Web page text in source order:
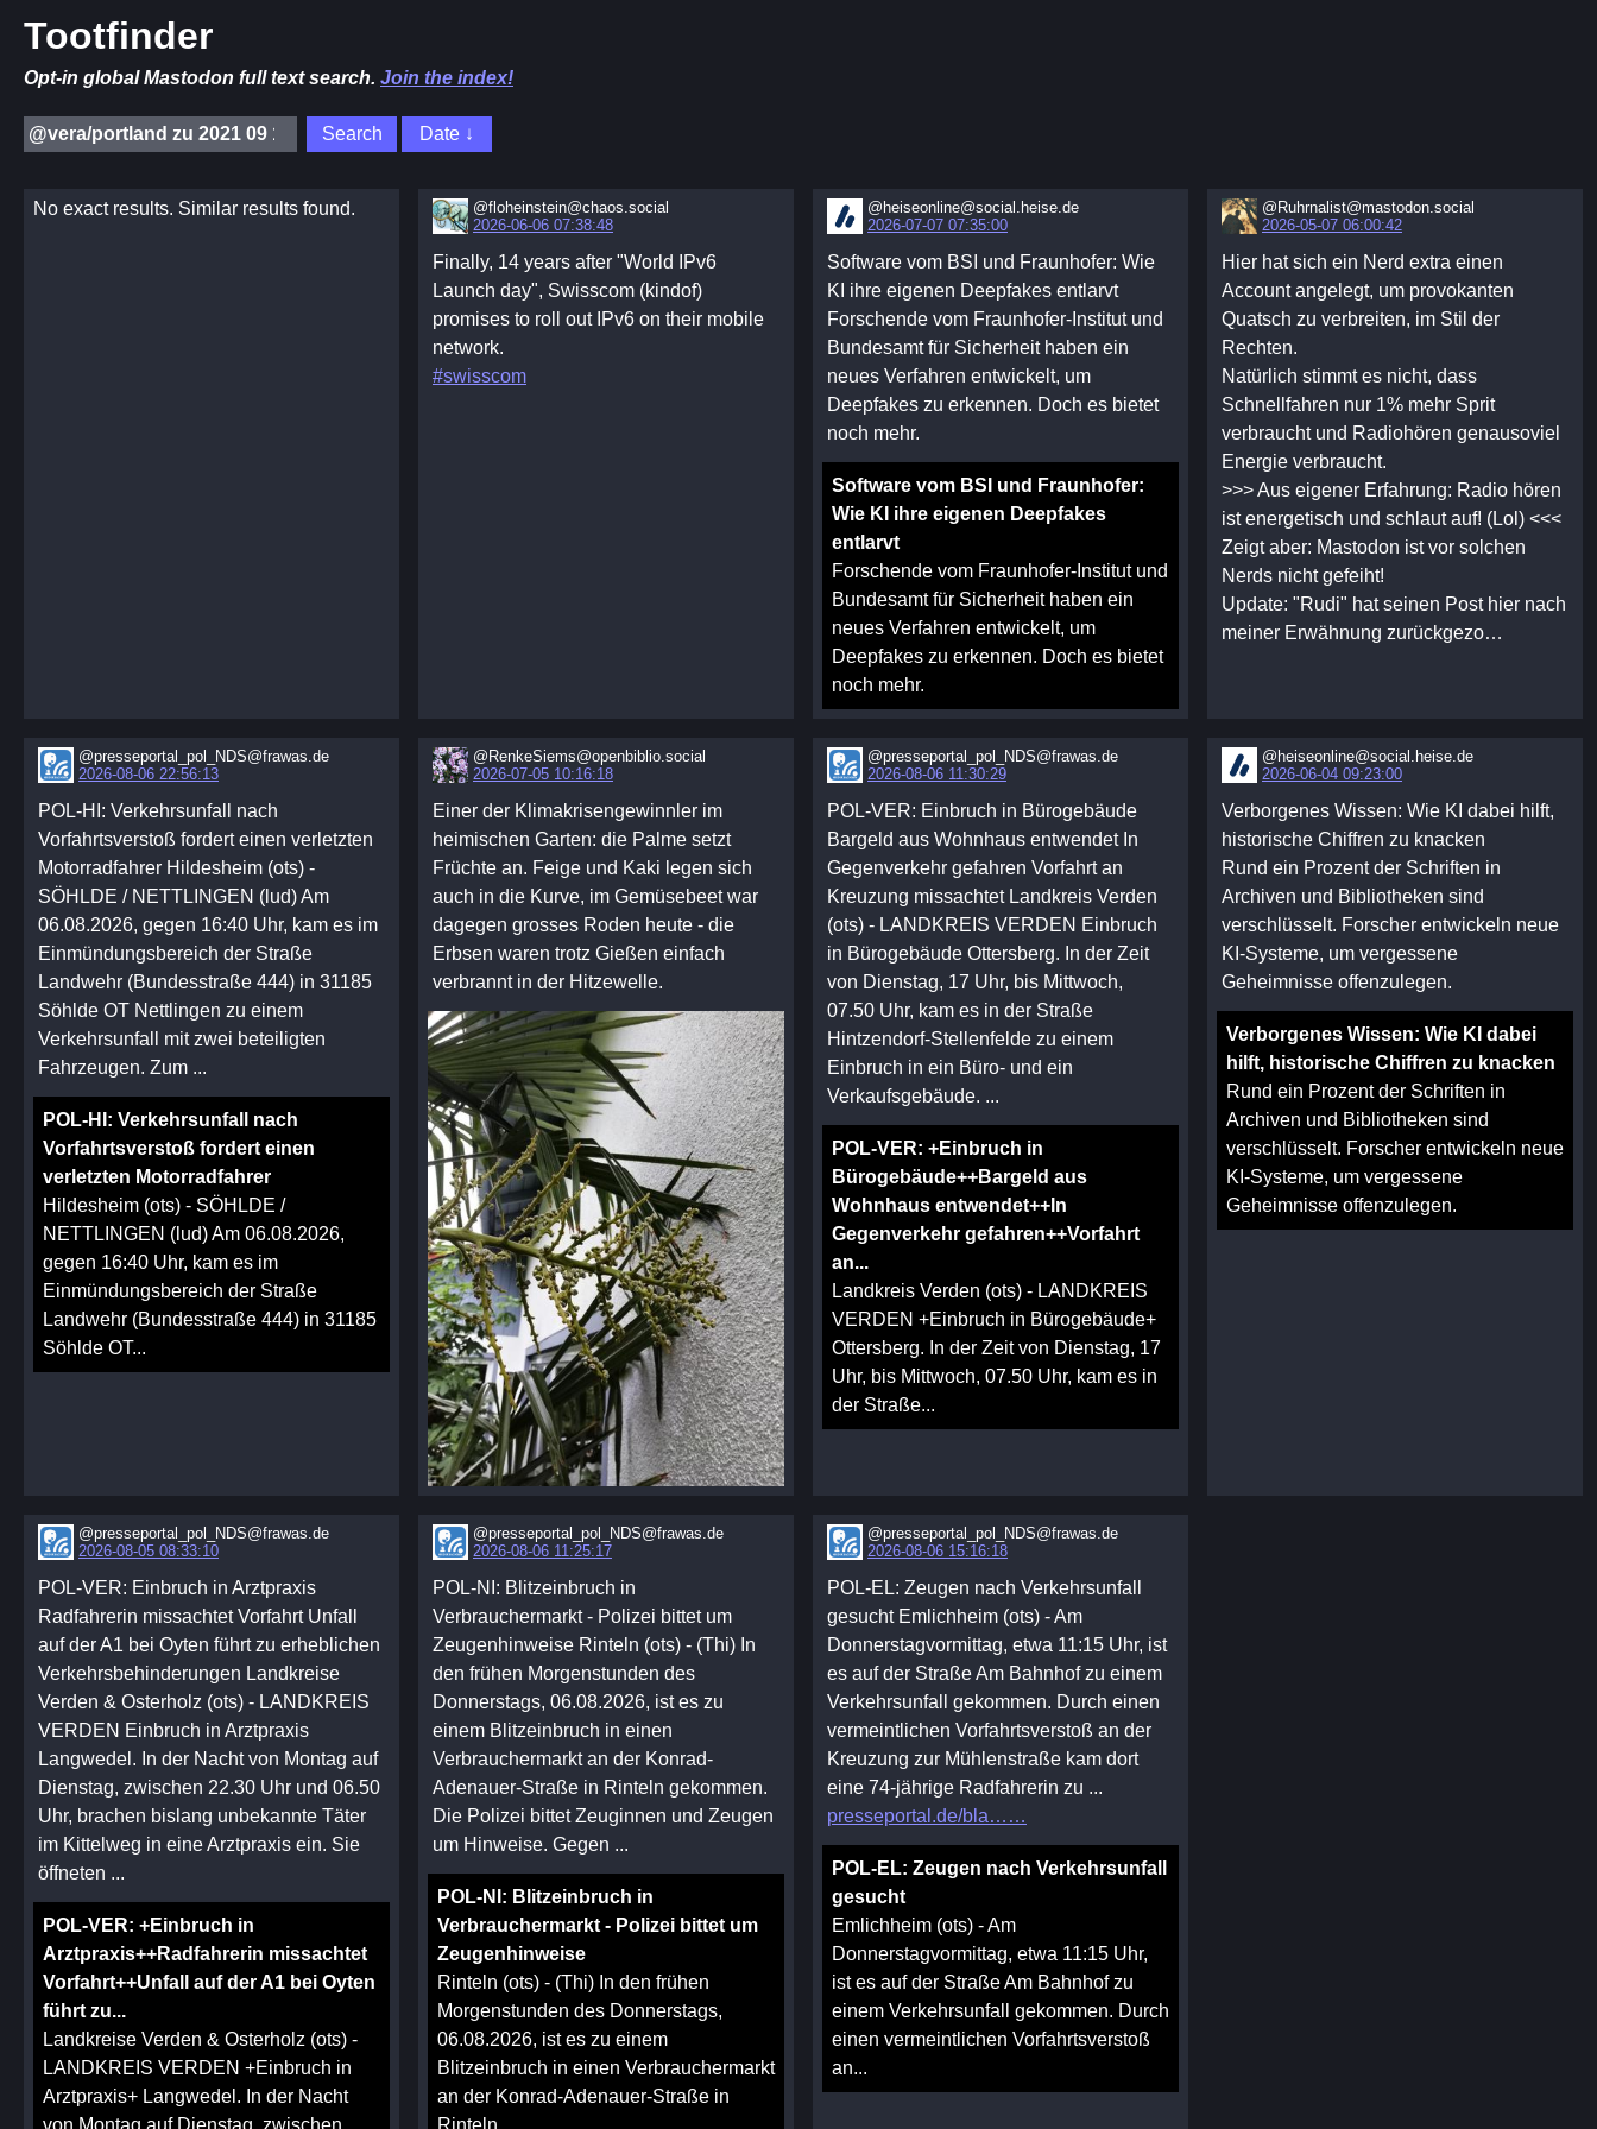
Tootfinder
Opt-in global Mastodon full text search. Join the index!
No exact results. Similar results found.
@floheinstein@chaos.social
2026-06-06 07:38:48
Finally, 14 years after "World IPv6
Launch day", Swisscom (kindof)
promises to roll out IPv6 on their mobile
network.
#swisscom
@heiseonline@social.heise.de
2026-07-07 07:35:00
Software vom BSI und Fraunhofer: Wie
KI ihre eigenen Deepfakes entlarvt
Forschende vom Fraunhofer-Institut und
Bundesamt für Sicherheit haben ein
neues Verfahren entwickelt, um
Deepfakes zu erkennen. Doch es bietet
noch mehr.
Software vom BSI und Fraunhofer:
Wie KI ihre eigenen Deepfakes
entlarvt
Forschende vom Fraunhofer-Institut und
Bundesamt für Sicherheit haben ein
neues Verfahren entwickelt, um
Deepfakes zu erkennen. Doch es bietet
noch mehr.
@Ruhrnalist@mastodon.social
2026-05-07 06:00:42
Hier hat sich ein Nerd extra einen
Account angelegt, um provokanten
Quatsch zu verbreiten, im Stil der
Rechten.
Natürlich stimmt es nicht, dass
Schnellfahren nur 1% mehr Sprit
verbraucht und Radiohören genausoviel
Energie verbraucht.
>>> Aus eigener Erfahrung: Radio hören
ist energetisch und schlaut auf! (Lol) <<<
Zeigt aber: Mastodon ist vor solchen
Nerds nicht gefeiht!
Update: "Rudi" hat seinen Post hier nach
meiner Erwähnung zurückgezo…
@presseportal_pol_NDS@frawas.de
2026-08-06 22:56:13
POL-HI: Verkehrsunfall nach
Vorfahrtsverstoß fordert einen verletzten
Motorradfahrer Hildesheim (ots) -
SÖHLDE / NETTLINGEN (lud) Am
06.08.2026, gegen 16:40 Uhr, kam es im
Einmündungsbereich der Straße
Landwehr (Bundesstraße 444) in 31185
Söhlde OT Nettlingen zu einem
Verkehrsunfall mit zwei beteiligten
Fahrzeugen. Zum ...
POL-HI: Verkehrsunfall nach
Vorfahrtsverstoß fordert einen
verletzten Motorradfahrer
Hildesheim (ots) - SÖHLDE /
NETTLINGEN (lud) Am 06.08.2026,
gegen 16:40 Uhr, kam es im
Einmündungsbereich der Straße
Landwehr (Bundesstraße 444) in 31185
Söhlde OT...
@RenkeSiems@openbiblio.social
2026-07-05 10:16:18
Einer der Klimakrisengewinnler im
heimischen Garten: die Palme setzt
Früchte an. Feige und Kaki legen sich
auch in die Kurve, im Gemüsebeet war
dagegen grosses Roden heute - die
Erbsen waren trotz Gießen einfach
verbrannt in der Hitzewelle.
@presseportal_pol_NDS@frawas.de
2026-08-06 11:30:29
POL-VER: Einbruch in Bürogebäude
Bargeld aus Wohnhaus entwendet In
Gegenverkehr gefahren Vorfahrt an
Kreuzung missachtet Landkreis Verden
(ots) - LANDKREIS VERDEN Einbruch
in Bürogebäude Ottersberg. In der Zeit
von Dienstag, 17 Uhr, bis Mittwoch,
07.50 Uhr, kam es in der Straße
Hintzendorf-Stellenfelde zu einem
Einbruch in ein Büro- und ein
Verkaufsgebäude. ...
POL-VER: +Einbruch in
Bürogebäude++Bargeld aus
Wohnhaus entwendet++In
Gegenverkehr gefahren++Vorfahrt
an...
Landkreis Verden (ots) - LANDKREIS
VERDEN +Einbruch in Bürogebäude+
Ottersberg. In der Zeit von Dienstag, 17
Uhr, bis Mittwoch, 07.50 Uhr, kam es in
der Straße...
@heiseonline@social.heise.de
2026-06-04 09:23:00
Verborgenes Wissen: Wie KI dabei hilft,
historische Chiffren zu knacken
Rund ein Prozent der Schriften in
Archiven und Bibliotheken sind
verschlüsselt. Forscher entwickeln neue
KI-Systeme, um vergessene
Geheimnisse offenzulegen.
Verborgenes Wissen: Wie KI dabei
hilft, historische Chiffren zu knacken
Rund ein Prozent der Schriften in
Archiven und Bibliotheken sind
verschlüsselt. Forscher entwickeln neue
KI-Systeme, um vergessene
Geheimnisse offenzulegen.
@presseportal_pol_NDS@frawas.de
2026-08-05 08:33:10
POL-VER: Einbruch in Arztpraxis
Radfahrerin missachtet Vorfahrt Unfall
auf der A1 bei Oyten führt zu erheblichen
Verkehrsbehinderungen Landkreise
Verden & Osterholz (ots) - LANDKREIS
VERDEN Einbruch in Arztpraxis
Langwedel. In der Nacht von Montag auf
Dienstag, zwischen 22.30 Uhr und 06.50
Uhr, brachen bislang unbekannte Täter
im Kittelweg in eine Arztpraxis ein. Sie
öffneten ...
POL-VER: +Einbruch in
Arztpraxis++Radfahrerin missachtet
Vorfahrt++Unfall auf der A1 bei Oyten
führt zu...
Landkreise Verden & Osterholz (ots) -
LANDKREIS VERDEN +Einbruch in
Arztpraxis+ Langwedel. In der Nacht
von Montag auf Dienstag, zwischen
@presseportal_pol_NDS@frawas.de
2026-08-06 11:25:17
POL-NI: Blitzeinbruch in
Verbrauchermarkt - Polizei bittet um
Zeugenhinweise Rinteln (ots) - (Thi) In
den frühen Morgenstunden des
Donnerstags, 06.08.2026, ist es zu
einem Blitzeinbruch in einen
Verbrauchermarkt an der Konrad-
Adenauer-Straße in Rinteln gekommen.
Die Polizei bittet Zeuginnen und Zeugen
um Hinweise. Gegen ...
POL-NI: Blitzeinbruch in
Verbrauchermarkt - Polizei bittet um
Zeugenhinweise
Rinteln (ots) - (Thi) In den frühen
Morgenstunden des Donnerstags,
06.08.2026, ist es zu einem
Blitzeinbruch in einen Verbrauchermarkt
an der Konrad-Adenauer-Straße in
Rinteln...
@presseportal_pol_NDS@frawas.de
2026-08-06 15:16:18
POL-EL: Zeugen nach Verkehrsunfall
gesucht Emlichheim (ots) - Am
Donnerstagvormittag, etwa 11:15 Uhr, ist
es auf der Straße Am Bahnhof zu einem
Verkehrsunfall gekommen. Durch einen
vermeintlichen Vorfahrtsverstoß an der
Kreuzung zur Mühlenstraße kam dort
eine 74-jährige Radfahrerin zu ...
presseportal.de/bla…
POL-EL: Zeugen nach Verkehrsunfall
gesucht
Emlichheim (ots) - Am
Donnerstagvormittag, etwa 11:15 Uhr,
ist es auf der Straße Am Bahnhof zu
einem Verkehrsunfall gekommen. Durch
einen vermeintlichen Vorfahrtsverstoß
an...